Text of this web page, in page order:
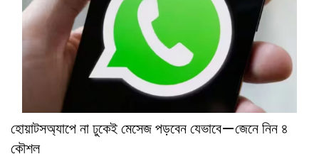
হোয়াটসঅ্যাপে না ঢুকেই মেসেজ পড়বেন যেভাবে—জেনে নিন ৪
কৌশল